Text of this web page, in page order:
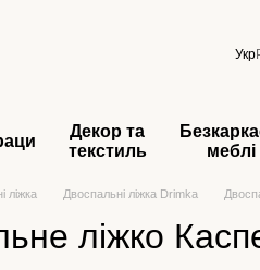
Укр
Декор та
текстиль
меблі
ліжка Двоспальні ліжка Drimka
ліжко